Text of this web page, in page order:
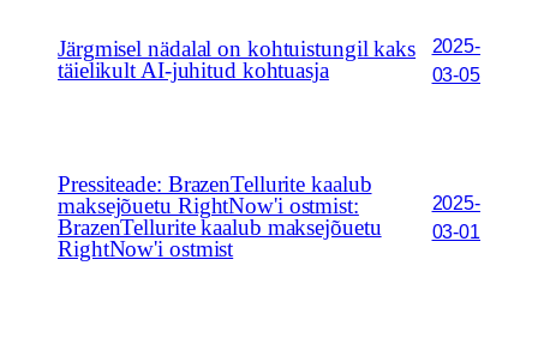
Järgmisel nädalal on kohtuistungil kaks
täielikult AI-juhitud kohtuasja
2025-
03-05
Pressiteade: BrazenTellurite kaalub
maksejõuetu RightNow'i ostmist:
BrazenTellurite kaalub maksejõuetu
RightNow'i ostmist
2025-
03-01